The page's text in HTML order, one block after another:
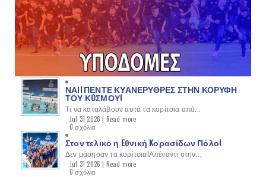
ΝΑΙ! ΠΕΝΤΕ ΚΥΑΝΕΡΥΘΡΕΣ ΣΤΗΝ ΚΟΡΥΦΗ
ΤΟΥ ΚOΣΜΟΥ!
Τι να καταλάβουν αυτά τα κορίτσια από...
Jul 31 2026 | Read more
0 σχόλια
Στον τελικό η Eθνική Kορασίδων Πόλο!
Δεν μάσησαν τα κορίτσια!Απέναντι στην...
Jul 31 2026 | Read more
0 σχόλια